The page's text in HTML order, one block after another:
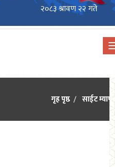
२०८३ श्रावण २२ गते
गृह पृष्ठ साईट म्याप